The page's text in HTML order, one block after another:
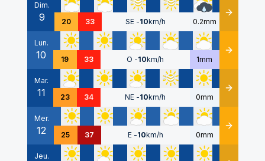
Dim.
9 20 33 SE -10km/h 0.2mm Détails
Lun.
10 19 33 O -10km/h 1mm Détails
Mar.
11 23 34 NE -10km/h 0mm Détails
Mer.
12 25 37 E -10km/h 0mm Détails
Jeu.